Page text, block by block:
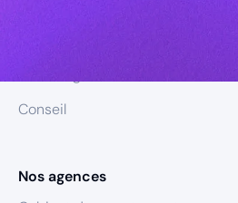
Conseil
Nos agences